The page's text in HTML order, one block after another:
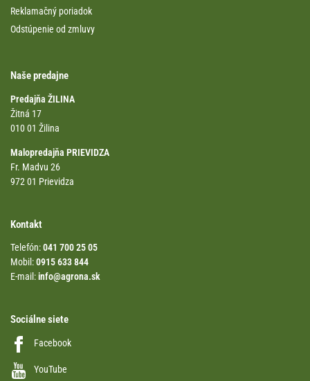
Reklamačný poriadok
Odstúpenie od zmluvy
Naše predajne
Predajňa ŽILINA
Žitná 17
010 01 Žilina
Malopredajňa PRIEVIDZA
Fr. Madvu 26
972 01 Prievidza
Kontakt
Telefón:041 700 25 05
Mobil:0915 633 844
E-mail:info@agrona.sk
Sociálne siete
Facebook
YouTube